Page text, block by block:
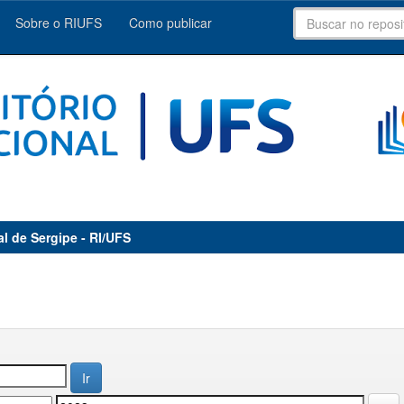
Sobre o RIUFS Como publicar
de Sergipe - RI/UFS